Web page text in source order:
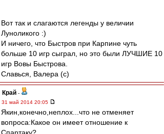
Вот так и слагаются легенды у величии
Луноликого :)
И ничего, что Быстров при Карпине чуть
больше 10 игр сыграл, но это были ЛУЧШИЕ 10
игр Вовы Быстрова.
Славься, Валера (с)
Край -
31 май 2014 20:05
Якин,конечно,неплох...что не отменяет
вопроса:Какое он имеет отношение к